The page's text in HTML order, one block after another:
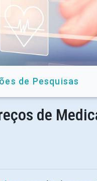
de Pesquisas
de